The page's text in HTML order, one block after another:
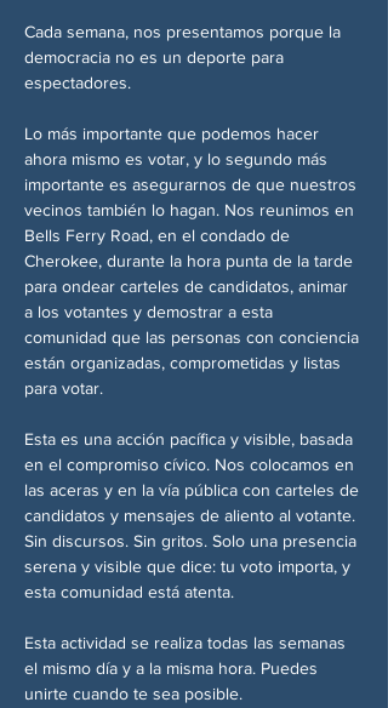
Cada semana, nos presentamos porque la
democracia no es un deporte para
espectadores.
Lo más importante que podemos hacer
ahora mismo es votar, y lo segundo más
importante es asegurarnos de que nuestros
vecinos también lo hagan. Nos reunimos en
Bells Ferry Road, en el condado de
Cherokee, durante la hora punta de la tarde
para ondear carteles de candidatos, animar
a los votantes y demostrar a esta
comunidad que las personas con conciencia
están organizadas, comprometidas y listas
para votar.
Esta es una acción pacífica y visible, basada
en el compromiso cívico. Nos colocamos en
las aceras y en la vía pública con carteles de
candidatos y mensajes de aliento al votante.
Sin discursos. Sin gritos. Solo una presencia
serena y visible que dice: tu voto importa, y
esta comunidad está atenta.
Esta actividad se realiza todas las semanas
el mismo día y a la misma hora. Puedes
unirte cuando te sea posible.